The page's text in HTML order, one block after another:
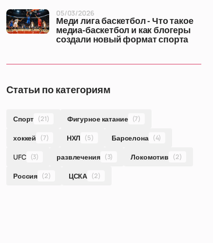
Меди лига баскетбол - Что такое
медиа-баскетбол и как блогеры
создали новый формат спорта
05/03/2026
Статьи по категориям
Спорт (21) Фигурное катание (7)
хоккей (7) НХЛ (5) Барселона (4)
UFC (3) развлечения (3) Локомотив (2)
Россия (2) ЦСКА (2)